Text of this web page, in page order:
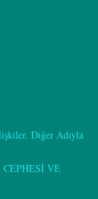
Diğer Adıyla
VE